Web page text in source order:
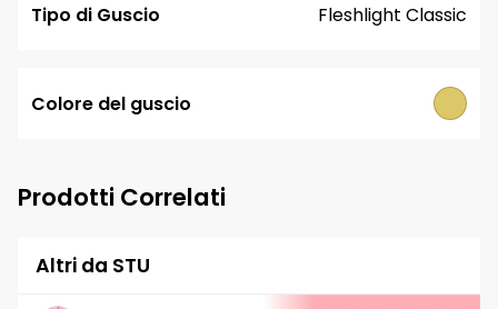
Tipo di Guscio Fleshlight Classic
Colore del guscio
Prodotti Correlati
Altri da STU